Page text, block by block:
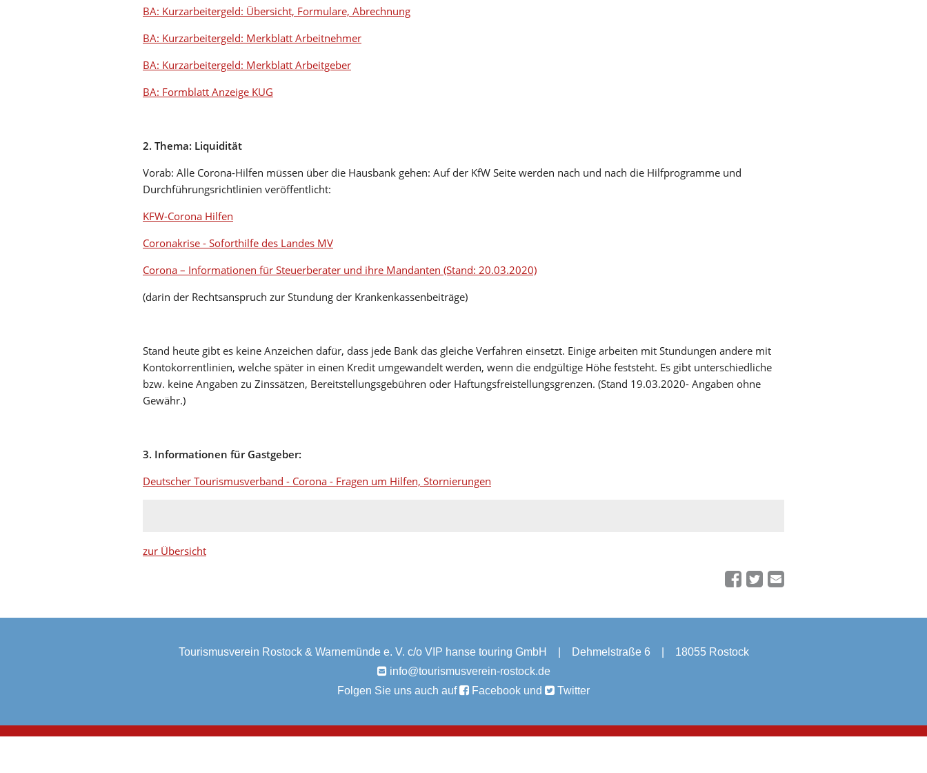
BA: Kurzarbeitergeld: Übersicht, Formulare, Abrechnung
BA: Kurzarbeitergeld: Merkblatt Arbeitnehmer
BA: Kurzarbeitergeld: Merkblatt Arbeitgeber
BA: Formblatt Anzeige KUG
2. Thema: Liquidität
Vorab: Alle Corona-Hilfen müssen über die Hausbank gehen: Auf der KfW Seite werden nach und nach die Hilfprogramme und
Durchführungsrichtlinien veröffentlicht:
KFW-Corona Hilfen
Coronakrise - Soforthilfe des Landes MV
Corona – Informationen für Steuerberater und ihre Mandanten (Stand: 20.03.2020)
(darin der Rechtsanspruch zur Stundung der Krankenkassenbeiträge)
Stand heute gibt es keine Anzeichen dafür, dass jede Bank das gleiche Verfahren einsetzt. Einige arbeiten mit Stundungen andere mit
Kontokorrentlinien, welche später in einen Kredit umgewandelt werden, wenn die endgültige Höhe feststeht. Es gibt unterschiedliche
bzw. keine Angaben zu Zinssätzen, Bereitstellungsgebühren oder Haftungsfreistellungsgrenzen. (Stand 19.03.2020- Angaben ohne
Gewähr.)
3. Informationen für Gastgeber:
Deutscher Tourismusverband - Corona - Fragen um Hilfen, Stornierungen
zur Übersicht
Tourismusverein Rostock & Warnemünde e. V. c/o VIP hanse touring GmbH Dehmelstraße 6
18055 Rostock
info@tourismusverein-rostock.de
Folgen Sie uns auch auf
Facebook und Twitter